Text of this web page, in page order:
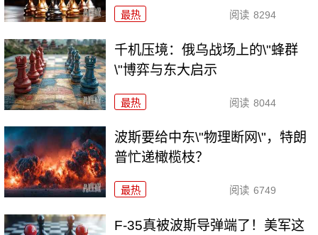
最热 阅读 8294
千机压境：俄乌战场上的\"蜂群
\"博弈与东大启示
最热 阅读 8044
波斯要给中东\"物理断网\"，特朗
普忙递橄榄枝？
最热 阅读 6749
F-35真被波斯导弹端了！美军这